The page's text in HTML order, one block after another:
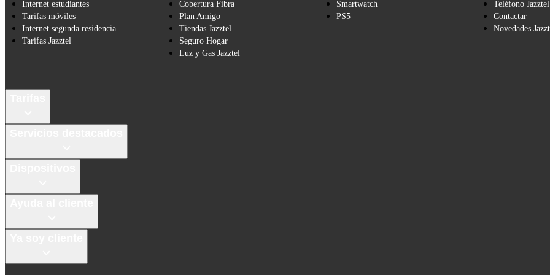
Internet estudiantes
Tarifas móviles
Internet segunda residencia
Tarifas Jazztel
Cobertura Fibra
Plan Amigo
Tiendas Jazztel
Seguro Hogar
Luz y Gas Jazztel
Smartwatch
PS5
Teléfono Jazztel
Contactar
Novedades